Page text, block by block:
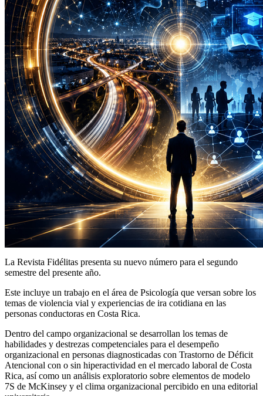
La Revista Fidélitas presenta su nuevo número para el segundo
semestre del presente año.
Este incluye un trabajo en el área de Psicología que versan sobre los
temas de violencia vial y experiencias de ira cotidiana en las
personas conductoras en Costa Rica.
Dentro del campo organizacional se desarrollan los temas de
habilidades y destrezas competenciales para el desempeño
organizacional en personas diagnosticadas con Trastorno de Déficit
Atencional con o sin hiperactividad en el mercado laboral de Costa
Rica, así como un análisis exploratorio sobre elementos de modelo
7S de McKinsey y el clima organizacional percibido en una editorial